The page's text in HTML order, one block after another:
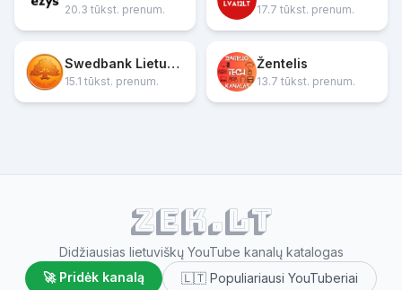
20.3 tūkst. prenum. 17.7 tūkst. prenum.
Swedbank Lietuvoje
15.1 tūkst. prenum.
Žentelis
13.7 tūkst. prenum.
ZEK.lt
Didžiausias lietuviškų YouTube kanalų katalogas
🚀 Pridėk kanalą
🇱🇹 Populiariausi YouTuberiai